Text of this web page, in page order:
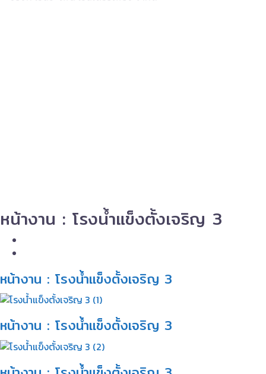
หน้างาน : โรงน้ำแข็งตั้งเจริญ 3
หน้างาน : โรงน้ำแข็งตั้งเจริญ 3​
หน้างาน : โรงน้ำแข็งตั้งเจริญ 3​